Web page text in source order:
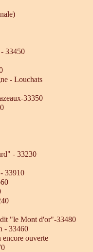
33450
- Louchats
33350
- 33230
33910
"le Mont d'or"-33480
- 33460
encore ouverte